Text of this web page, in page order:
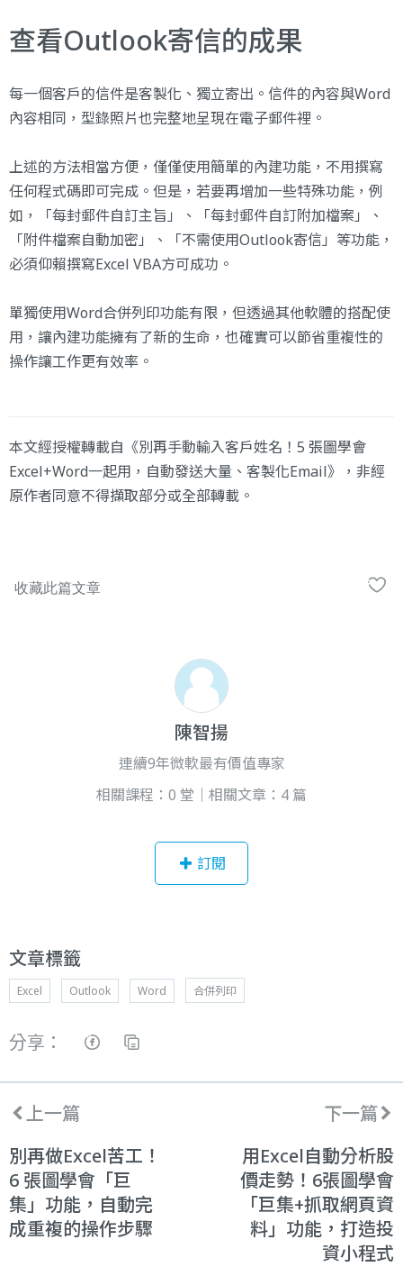
查看Outlook寄信的成果
每一個客戶的信件是客製化、獨立寄出。信件的內容與Word
內容相同，型錄照片也完整地呈現在電子郵件裡。
上述的方法相當方便，僅僅使用簡單的內建功能，不用撰寫
任何程式碼即可完成。但是，若要再增加一些特殊功能，例
如，「每封郵件自訂主旨」、「每封郵件自訂附加檔案」、
「附件檔案自動加密」、「不需使用Outlook寄信」等功能，
必須仰賴撰寫Excel VBA方可成功。
單獨使用Word合併列印功能有限，但透過其他軟體的搭配使
用，讓內建功能擁有了新的生命，也確實可以節省重複性的
操作讓工作更有效率。
本文經授權轉載自《別再手動輸入客戶姓名！5 張圖學會
Excel+Word一起用，自動發送大量、客製化Email》，非經
原作者同意不得擷取部分或全部轉載。
陳智揚
連續9年微軟最有價值專家
相關課程：0 堂｜相關文章：4 篇
訂閱
文章標籤
Excel Outlook Word 合併列印
分享：
上一篇
別再做Excel苦工！
6 張圖學會「巨
集」功能，自動完
成重複的操作步驟
下一篇
用Excel自動分析股
價走勢！6張圖學會
「巨集+抓取網頁資
料」功能，打造投
資小程式